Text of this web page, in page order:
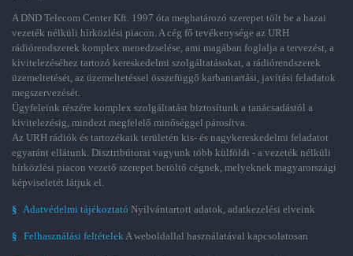
A DND Telecom Center Kft. 1997 óta meghatározó szerepet tölt be a hazai
vezeték nélküli hírközlési piacon. A cég fő tevékenysége az URH
rádiórendszerek komplex menedzselése, ami magában foglalja a tervezést, a
kivitelezéséhez tartozó kereskedelmi szolgáltatásokat, a rádiórendszerek
üzemeltetését, az üzemeltetéssel összefüggő karbantartási, javítási feladatok
megszervezését.
Ügyfeleink részére komplex szolgáltatást biztosítunk a tanácsadástól a
kivitelezésig, mindezt megfelelő minőséggel párosítva.
Az URH rádiók és tartozékaik területén kis- és nagykereskedelmi feladatot
egyaránt ellátunk. Disztribútorai vagyunk több külföldi - a vezeték nélküli
hírközlési piacon vezető szerepet betöltő cégnek, melyeknek magyarországi
képviseletét látjuk el.
§ Adatvédelmi tájékoztató Nyilvántartott adatok, adatkezelési elveink
§ Felhasználási feltételekA weboldallal használatával kapcsolatosan